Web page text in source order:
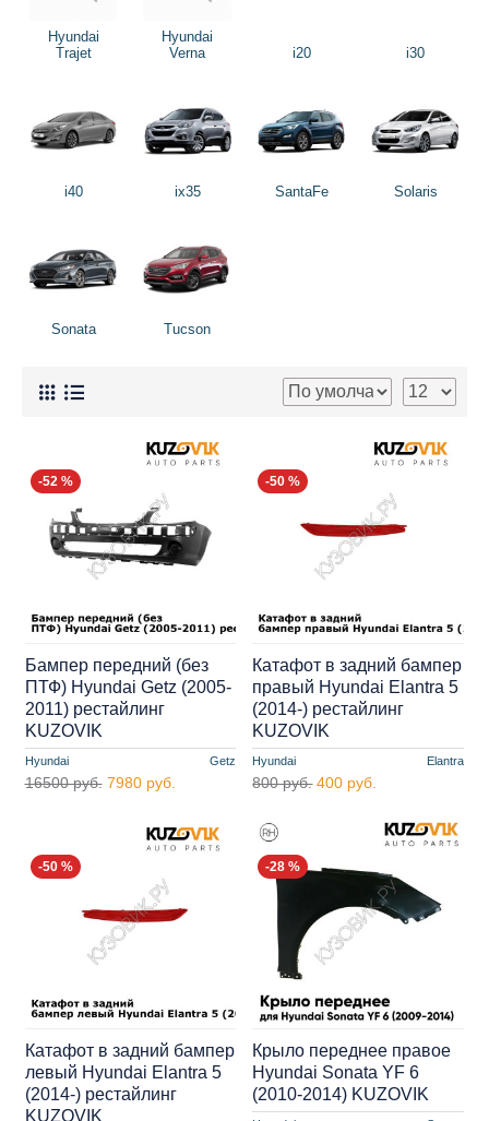
Hyundai
Trajet
Hyundai
Verna
i20 i30
i40 ix35 SantaFe Solaris
Sonata Tucson
-52 %
Hyundai Getz
Бампер передний (без
ПТФ) Hyundai Getz (2005-
2011) рестайлинг
KUZOVIK
16500 руб. 7980 руб.
-50 %
Hyundai Elantra
Катафот в задний бампер
правый Hyundai Elantra 5
(2014-) рестайлинг
KUZOVIK
800 руб. 400 руб.
-50 %
Катафот в задний бампер
левый Hyundai Elantra 5
(2014-) рестайлинг
KUZOVIK
-28 %
Крыло переднее правое
Hyundai Sonata YF 6
(2010-2014) KUZOVIK